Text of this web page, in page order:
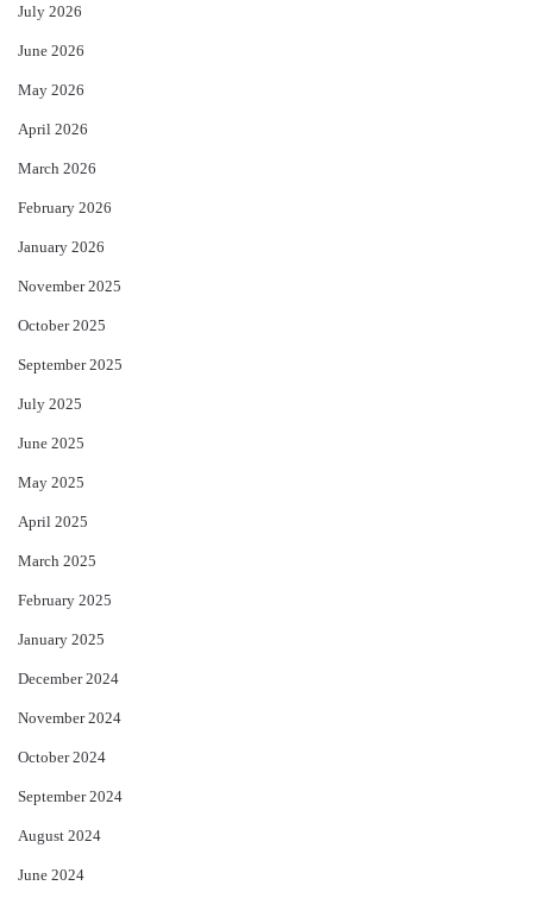
July 2026
June 2026
May 2026
April 2026
March 2026
February 2026
January 2026
November 2025
October 2025
September 2025
July 2025
June 2025
May 2025
April 2025
March 2025
February 2025
January 2025
December 2024
November 2024
October 2024
September 2024
August 2024
June 2024